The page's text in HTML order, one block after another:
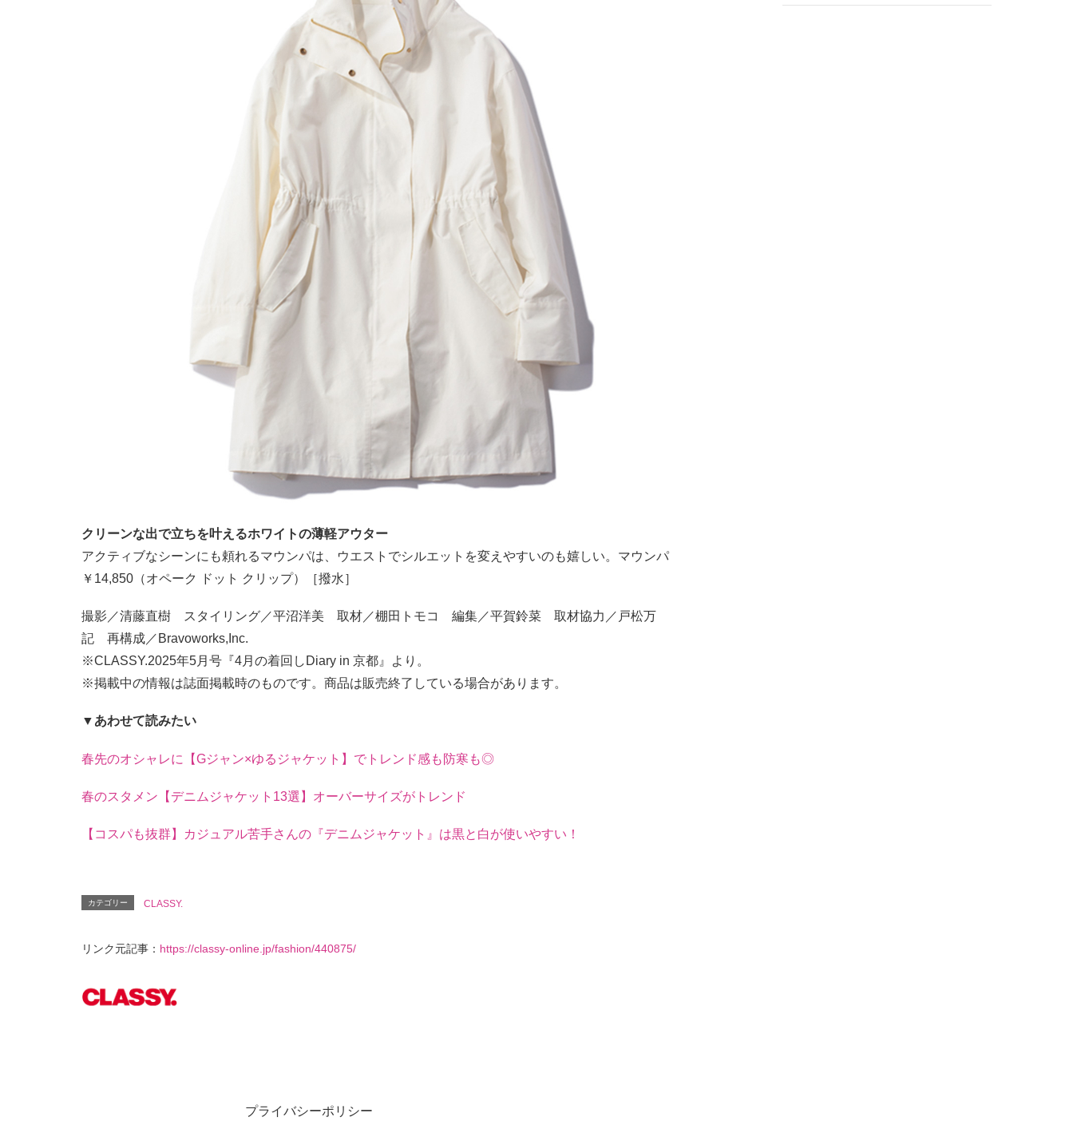
クリーンな出で立ちを叶えるホワイトの薄軽アウター
アクティブなシーンにも頼れるマウンパは、ウエストでシルエットを変えやすいのも嬉しい。マウンパ
￥14,850（オペーク ドット クリップ）［撥水］
撮影／清藤直樹 スタイリング／平沼洋美 取材／棚田トモコ 編集／平賀鈴菜 取材協力／戸松万
記 再構成／Bravoworks,Inc.
※CLASSY.2025年5月号『4月の着回しDiary in 京都』より。
※掲載中の情報は誌面掲載時のものです。商品は販売終了している場合があります。
▼あわせて読みたい
春先のオシャレに【Gジャン×ゆるジャケット】でトレンド感も防寒も◎
春のスタメン【デニムジャケット13選】オーバーサイズがトレンド
【コスパも抜群】カジュアル苦手さんの『デニムジャケット』は黒と白が使いやすい！
カテゴリー CLASSY.
リンク元記事： https://classy-online.jp/fashion/440875/
プライバシーポリシー